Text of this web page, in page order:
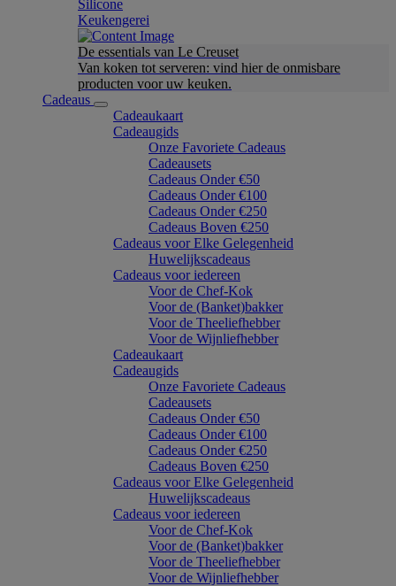
Silicone
Keukengerei
De essentials van Le Creuset
Van koken tot serveren: vind hier de onmisbare
producten voor uw keuken.
Cadeaus
Cadeaukaart
Cadeaugids
Onze Favoriete Cadeaus
Cadeausets
Cadeaus Onder €50
Cadeaus Onder €100
Cadeaus Onder €250
Cadeaus Boven €250
Cadeaus voor Elke Gelegenheid
Huwelijkscadeaus
Cadeaus voor iedereen
Voor de Chef-Kok
Voor de (Banket)bakker
Voor de Theeliefhebber
Voor de Wijnliefhebber
Cadeaukaart
Cadeaugids
Onze Favoriete Cadeaus
Cadeausets
Cadeaus Onder €50
Cadeaus Onder €100
Cadeaus Onder €250
Cadeaus Boven €250
Cadeaus voor Elke Gelegenheid
Huwelijkscadeaus
Cadeaus voor iedereen
Voor de Chef-Kok
Voor de (Banket)bakker
Voor de Theeliefhebber
Voor de Wijnliefhebber